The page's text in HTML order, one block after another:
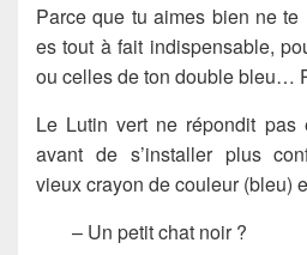
Parce que tu aimes bien ne te
es tout à fait indispensable,
ou celles de ton double bleu…
Le Lutin vert ne répondit pas
avant de s’installer plus
vieux crayon de couleur (bleu)
– Un petit chat noir ?